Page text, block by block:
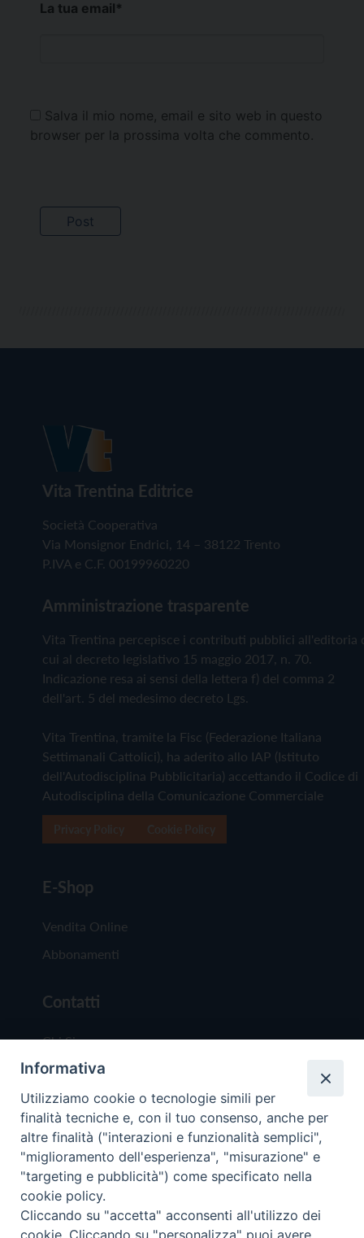
La tua email*
Salva il mio nome, email e sito web in questo
browser per la prossima volta che commento.
Vita Trentina Editrice
Società Cooperativa
Via Monsignor Endrici, 14 – 38122 Trento
P.IVA e C.F. 00199960220
Amministrazione trasparente
Vita Trentina percepisce i contributi pubblici all'editoria
cui al decreto legislativo 15 maggio 2017, n. 70.
Indicazione resa ai sensi della lettera f) del comma 2
dell'art. 5 del medesimo decreto Lgs.
Vita Trentina, tramite la Fisc (Federazione Italiana
Settimanali Cattolici), ha aderito allo IAP (Istituto
dell'Autodisciplina Pubblicitaria) accettando il Codice di
Autodisciplina della Comunicazione Commerciale
E-Shop
Vendita Online
Abbonamenti
Contatti
Chi Siamo
Redazione
Scrivici
Copyright © 2019 - Tutti i diritti riservati - Vita
Trentina Editrice
Informativa
Utilizziamo cookie o tecnologie simili per
finalità tecniche e, con il tuo consenso, anche per
altre finalità ("interazioni e funzionalità semplici",
"miglioramento dell'esperienza", "misurazione" e
"targeting e pubblicità") come specificato nella
cookie policy.
Cliccando su "accetta" acconsenti all'utilizzo dei